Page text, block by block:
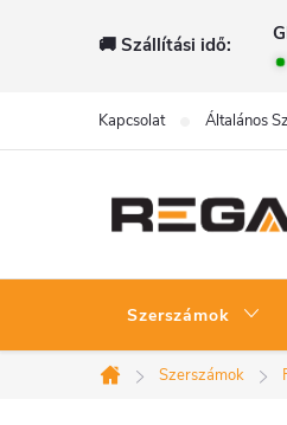
tartalomhoz
🚚 Szállítási idő:
Kapcsolat Általános
Szerszámok
Kezdőlap
Szerszámok